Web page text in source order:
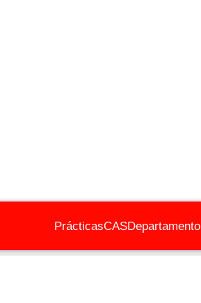
PrácticasCASDepartamento